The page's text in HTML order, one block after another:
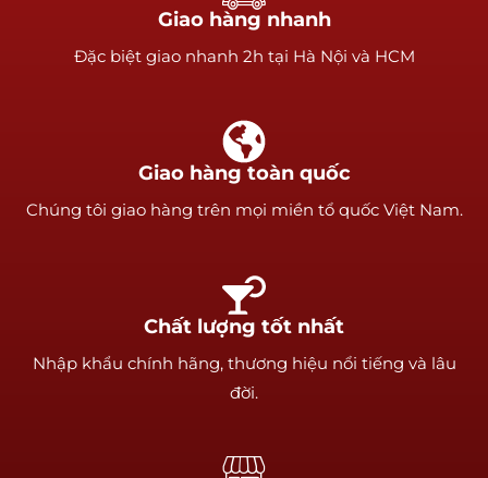
Giao hàng nhanh
Ðặc biệt giao nhanh 2h tại Hà Nội và HCM
Giao hàng toàn quốc
Chúng tôi giao hàng trên mọi miền tổ quốc Việt Nam.
Chất lượng tốt nhất
Nhập khẩu chính hãng, thương hiệu nổi tiếng và lâu
đời.